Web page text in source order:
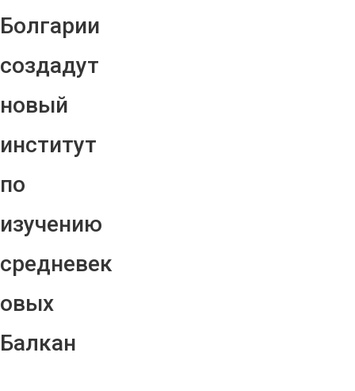
Болгарии
создадут
новый
институт
по
изучению
средневек
овых
Балкан